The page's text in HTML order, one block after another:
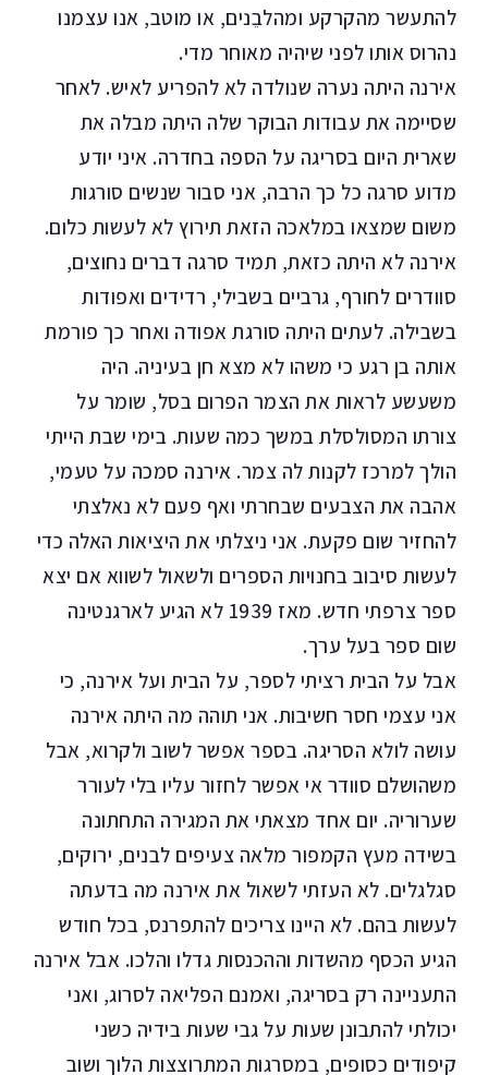
להתעשר מהקרקע ומהלבֵנים, או מוטב, אנו עצמנו
נהרוס אותו לפני שיהיה מאוחר מדי.
אירנה היתה נערה שנולדה לא להפריע לאיש. לאחר
שסיימה את עבודות הבוקר שלה היתה מבלה את
שארית היום בסריגה על הספה בחדרה. איני יודע
מדוע סרגה כל כך הרבה, אני סבור שנשים סורגות
משום שמצאו במלאכה הזאת תירוץ לא לעשות כלום.
אירנה לא היתה כזאת, תמיד סרגה דברים נחוצים,
סוודרים לחורף, גרביים בשבילי, רדידים ואפודות
בשבילה. לעתים היתה סורגת אפודה ואחר כך פורמת
אותה בן רגע כי משהו לא מצא חן בעיניה. היה
משעשע לראות את הצמר הפרום בסל, שומר על
צורתו המסולסלת במשך כמה שעות. בימי שבת הייתי
הולך למרכז לקנות לה צמר. אירנה סמכה על טעמי,
אהבה את הצבעים שבחרתי ואף פעם לא נאלצתי
להחזיר שום פקעת. אני ניצלתי את היציאות האלה כדי
לעשות סיבוב בחנויות הספרים ולשאול לשווא אם יצא
ספר צרפתי חדש. מאז 1939 לא הגיע לארגנטינה
שום ספר בעל ערך.
אבל על הבית רציתי לספר, על הבית ועל אירנה, כי
אני עצמי חסר חשיבות. אני תוהה מה היתה אירנה
עושה לולא הסריגה. בספר אפשר לשוב ולקרוא, אבל
משהושלם סוודר אי אפשר לחזור עליו בלי לעורר
שערוריה. יום אחד מצאתי את המגירה התחתונה
בשידה מעץ הקמפור מלאה צעיפים לבנים, ירוקים,
סגלגלים. לא העזתי לשאול את אירנה מה בדעתה
לעשות בהם. לא היינו צריכים להתפרנס, בכל חודש
הגיע הכסף מהשדות וההכנסות גדלו והלכו. אבל אירנה
התעניינה רק בסריגה, ואמנם הפליאה לסרוג, ואני
יכולתי להתבונן שעות על גבי שעות בידיה כשני
קיפודים כסופים, במסרגות המתרוצצות הלוך ושוב